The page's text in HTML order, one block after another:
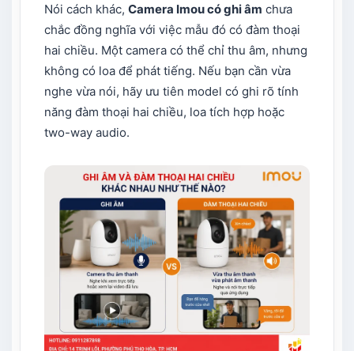
Nói cách khác, Camera Imou có ghi âm chưa
chắc đồng nghĩa với việc mẫu đó có đàm thoại
hai chiều. Một camera có thể chỉ thu âm, nhưng
không có loa để phát tiếng. Nếu bạn cần vừa
nghe vừa nói, hãy ưu tiên model có ghi rõ tính
năng đàm thoại hai chiều, loa tích hợp hoặc
two-way audio.